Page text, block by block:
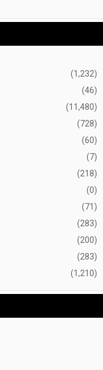
(1,232)
(46)
(11,480)
(728)
(60)
(7)
(218)
(0)
(71)
(283)
(200)
(283)
(1,210)